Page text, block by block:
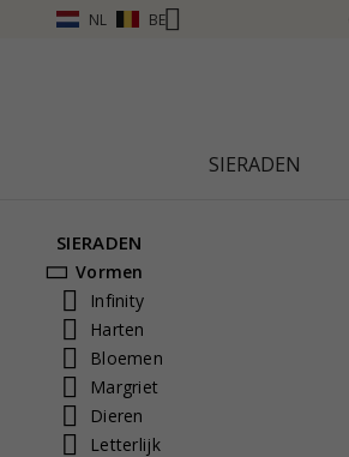
NL BE
SIERADEN
SIERADEN
Vormen
Infinity
Harten
Bloemen
Margriet
Dieren
Letterlijk